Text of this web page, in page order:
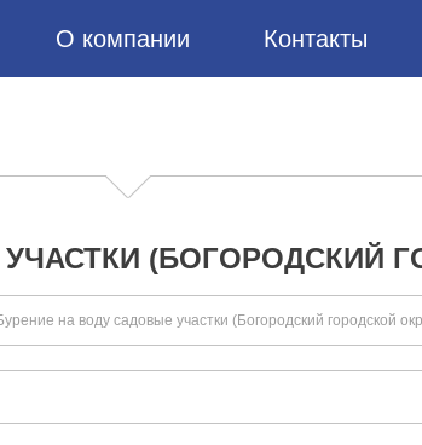
О компании Контакты
(БОГОРОДСКИЙ
на воду садовые участки (Богородский городской